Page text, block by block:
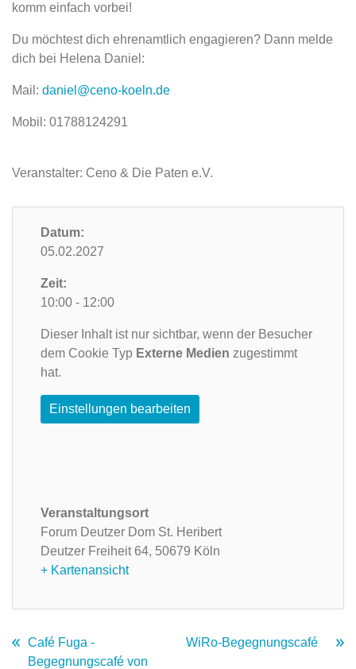
komm einfach vorbei!
Du möchtest dich ehrenamtlich engagieren? Dann melde
dich bei Helena Daniel:
Mail: daniel@ceno-koeln.de
Mobil: 01788124291
Veranstalter: Ceno & Die Paten e.V.
Datum:
05.02.2027
Zeit:
10:00 - 12:00
Dieser Inhalt ist nur sichtbar, wenn der Besucher
dem Cookie Typ Externe Medien zugestimmt
hat.
Einstellungen bearbeiten
Veranstaltungsort
Forum Deutzer Dom St. Heribert
Deutzer Freiheit 64, 50679 Köln
+ Kartenansicht
Café Fuga -
Begegnungscafé von
WiRo-Begegnungscafé